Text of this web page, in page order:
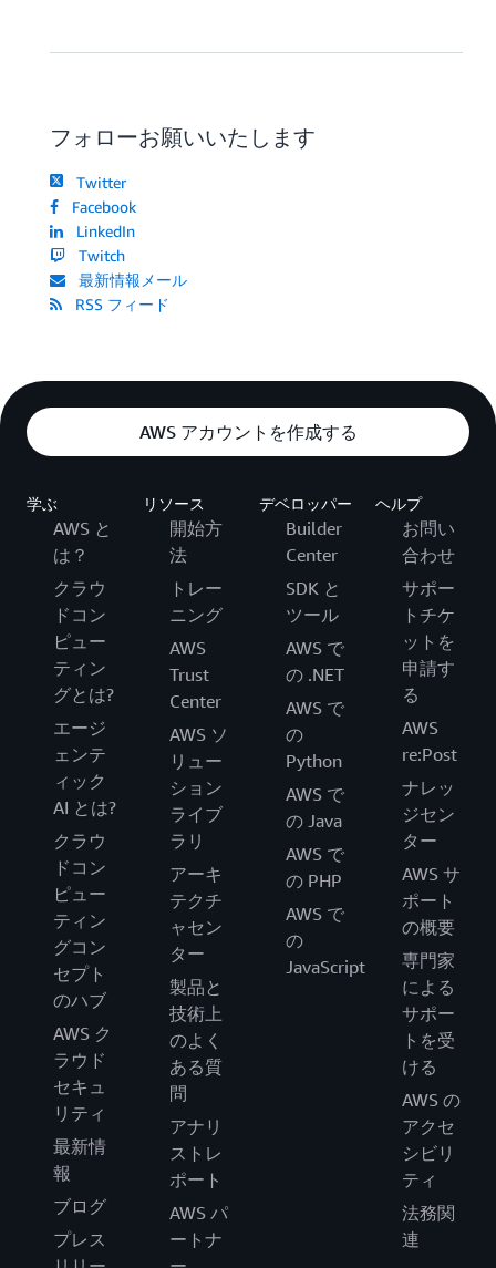
フォローお願いいたします
Twitter
Facebook
LinkedIn
Twitch
最新情報メール
RSS フィード
AWS アカウントを作成する
学ぶ
AWS と
は？
クラウ
ドコン
ピュー
ティン
グとは?
エージ
ェンテ
ィック
AI とは?
クラウ
ドコン
ピュー
ティン
グコン
セプト
のハブ
AWS ク
ラウド
セキュ
リティ
最新情
報
ブログ
プレス
リソース
開始方
法
トレー
ニング
AWS
Trust
Center
AWS ソ
リュー
ション
ライブ
ラリ
アーキ
テクチ
ャセン
ター
製品と
技術上
のよく
ある質
問
アナリ
ストレ
ポート
AWS パ
ートナ
デベロッパー
Builder
Center
SDK と
ツール
AWS で
の .NET
AWS で
の
Python
AWS で
の Java
AWS で
の PHP
AWS で
の
JavaScript
ヘルプ
お問い
合わせ
サポー
トチケ
ットを
申請す
る
AWS
re:Post
ナレッ
ジセン
ター
AWS サ
ポート
の概要
専門家
による
サポー
トを受
ける
AWS の
アクセ
シビリ
ティ
法務関
連